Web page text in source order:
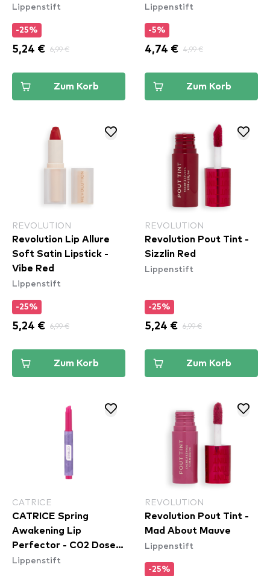
Lippenstift
-25%
5,24 € 6,99 €
Zum Korb
Lippenstift
-5%
4,74 € 4,99 €
Zum Korb
REVOLUTION
Revolution Lip Allure
Soft Satin Lipstick -
Vibe Red
Lippenstift
-25%
5,24 € 6,99 €
Zum Korb
REVOLUTION
Revolution Pout Tint -
Sizzlin Red
Lippenstift
-25%
5,24 € 6,99 €
Zum Korb
CATRICE
CATRICE Spring
Awakening Lip
Perfector - C02 Dose
Of Confidence
Lippenstift
REVOLUTION
Revolution Pout Tint -
Mad About Mauve
Lippenstift
-25%